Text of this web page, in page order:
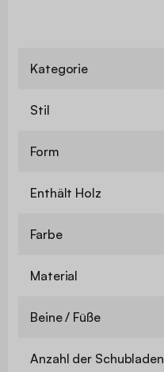
Kategorie
Stil
Form
Enthält Holz
Farbe
Material
Beine / Füße
Anzahl der Schubladen